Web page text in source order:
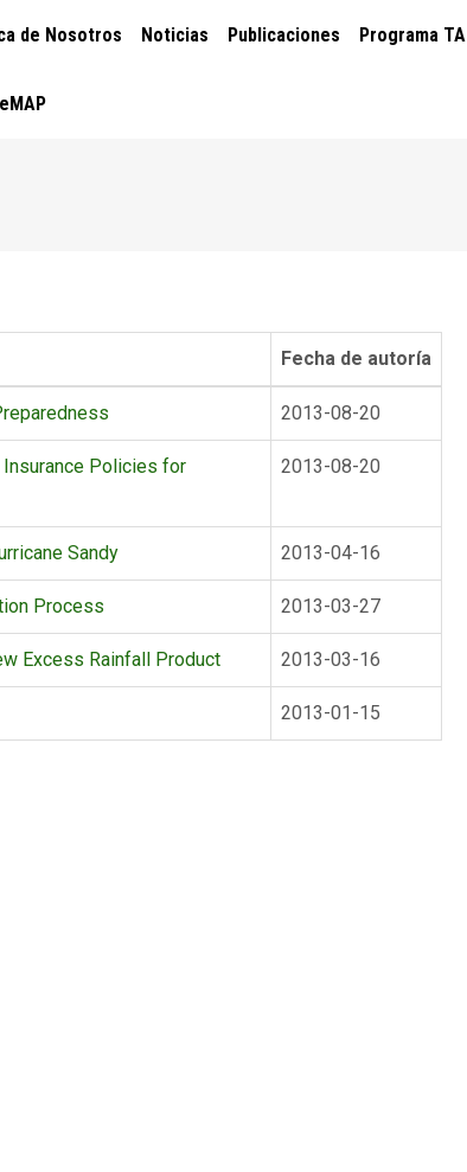
de Nosotros Noticias Publicaciones Programa TA
Fecha de autoría
2013-08-20
Insurance Policies for
2013-08-20
Sandy 2013-04-16
Process 2013-03-27
Excess Rainfall Product 2013-03-16
2013-01-15